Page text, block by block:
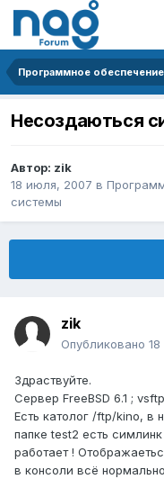
Программное
Несоздаються
Автор: zik
18 июля, 2007 в
системы
zik
Опубликовано
Здраствуйте.
Сервер FreeBSD 6.1 ;
Есть католог /ftp/kino, в
папке test2 есть
работает !
в консоли всё